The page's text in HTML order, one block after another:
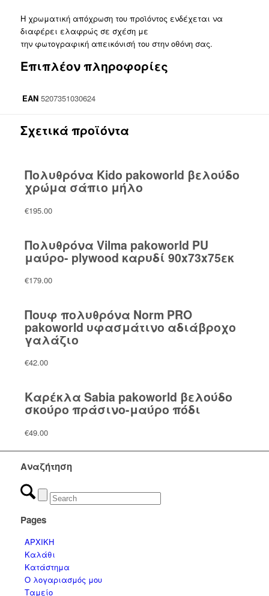
Η χρωματική απόχρωση του προϊόντος ενδέχεται να
διαφέρει ελαφρώς σε σχέση με
την φωτογραφική απεικόνισή του στην οθόνη σας.
Επιπλέον πληροφορίες
EAN 5207351030624
Σχετικά προϊόντα
Πολυθρόνα Kido pakoworld βελούδο
χρώμα σάπιο μήλο
€195.00
Πολυθρόνα Vilma pakoworld PU
μαύρο- plywood καρυδί 90x73x75εκ
€179.00
Πουφ πολυθρόνα Norm PRO
pakoworld υφασμάτινο αδιάβροχο
γαλάζιο
€42.00
Καρέκλα Sabia pakoworld βελούδο
σκούρο πράσινο-μαύρο πόδι
€49.00
Αναζήτηση
Pages
ΑΡΧΙΚΗ
Καλάθι
Κατάστημα
Ο λογαριασμός μου
Ταμείο